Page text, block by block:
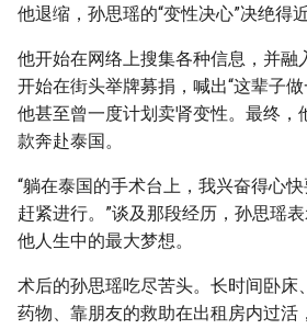
他退缩，孙思瑶的“变性决心”决绝得
他开始在网络上搜集各种信息，并融
开始在街头举牌募捐，喊出“这辈子做
他甚至曾一度计划卖肾变性。最终，
款奔赴泰国。
“躺在泰国的手术台上，我兴奋得心
赶紧进行。”谈及那段经历，孙思瑶
他人生中的最大梦想。
术后的孙思瑶吃尽苦头。长时间卧床
药物、靠朋友的救助在出租房内过活